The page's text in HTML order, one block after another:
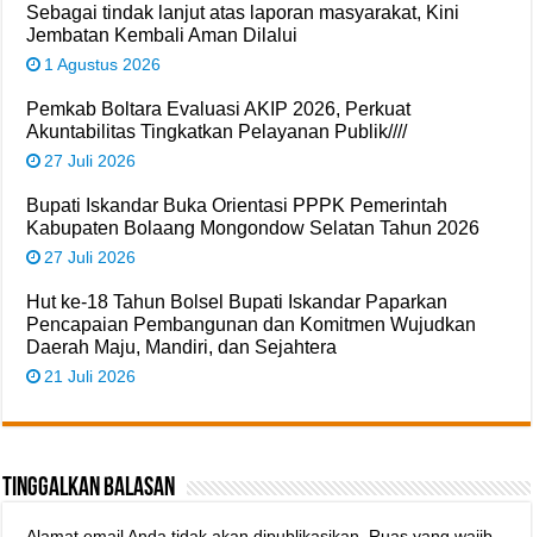
Sebagai tindak lanjut atas laporan masyarakat, Kini
Jembatan Kembali Aman Dilalui
1 Agustus 2026
Pemkab Boltara Evaluasi AKIP 2026, Perkuat
Akuntabilitas Tingkatkan Pelayanan Publik////
27 Juli 2026
Bupati Iskandar Buka Orientasi PPPK Pemerintah
Kabupaten Bolaang Mongondow Selatan Tahun 2026
27 Juli 2026
Hut ke-18 Tahun Bolsel Bupati Iskandar Paparkan
Pencapaian Pembangunan dan Komitmen Wujudkan
Daerah Maju, Mandiri, dan Sejahtera
21 Juli 2026
Tinggalkan Balasan